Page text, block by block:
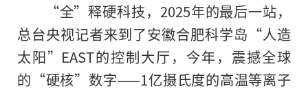
“全”释硬科技，2025年的最后一站，
总台央视记者来到了安徽合肥科学岛“人造
太阳”EAST的控制大厅，今年，震撼全球
的“硬核”数字——1亿摄氏度的高温等离子